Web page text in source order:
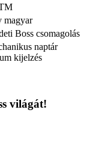
magyar
Boss csomagolás
naptár
kijelzés
világát!